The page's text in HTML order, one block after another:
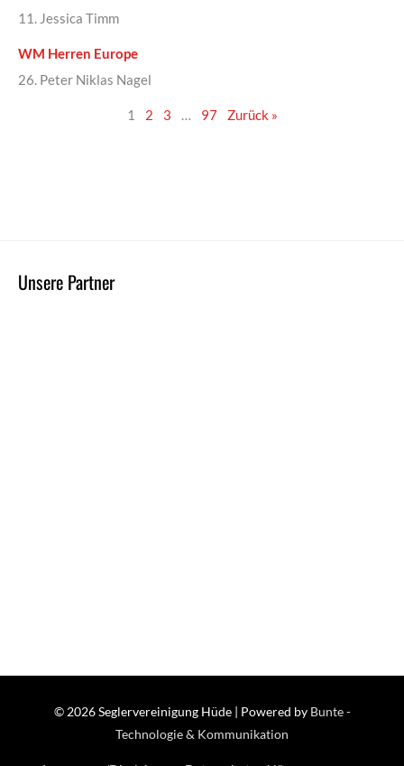
11. Jessica Timm
WM Herren Europe
26. Peter Niklas Nagel
1 2 3 … 97 Zurück »
Unsere Partner
© 2026Seglervereinigung Hüde| Powered by Bunte -
Technologie & Kommunikation